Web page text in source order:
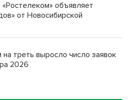
объявляет
от Новосибирской
треть выросло число заявок
2026